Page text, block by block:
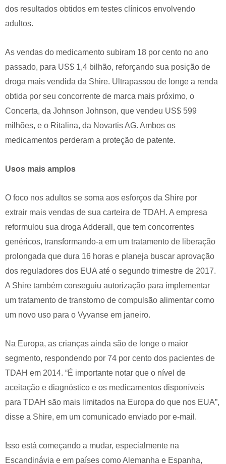
dos resultados obtidos em testes clínicos envolvendo
adultos.
As vendas do medicamento subiram 18 por cento no ano
passado, para US$ 1,4 bilhão, reforçando sua posição de
droga mais vendida da Shire. Ultrapassou de longe a renda
obtida por seu concorrente de marca mais próximo, o
Concerta, da Johnson Johnson, que vendeu US$ 599
milhões, e o Ritalina, da Novartis AG. Ambos os
medicamentos perderam a proteção de patente.
Usos mais amplos
O foco nos adultos se soma aos esforços da Shire por
extrair mais vendas de sua carteira de TDAH. A empresa
reformulou sua droga Adderall, que tem concorrentes
genéricos, transformando-a em um tratamento de liberação
prolongada que dura 16 horas e planeja buscar aprovação
dos reguladores dos EUA até o segundo trimestre de 2017.
A Shire também conseguiu autorização para implementar
um tratamento de transtorno de compulsão alimentar como
um novo uso para o Vyvanse em janeiro.
Na Europa, as crianças ainda são de longe o maior
segmento, respondendo por 74 por cento dos pacientes de
TDAH em 2014. “É importante notar que o nível de
aceitação e diagnóstico e os medicamentos disponíveis
para TDAH são mais limitados na Europa do que nos EUA”,
disse a Shire, em um comunicado enviado por e-mail.
Isso está começando a mudar, especialmente na
Escandinávia e em países como Alemanha e Espanha,